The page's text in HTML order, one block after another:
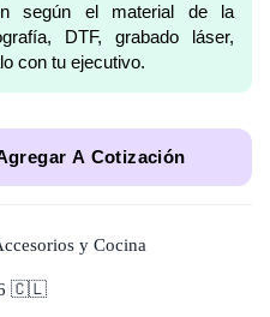
según el material de la
DTF, grabado láser,
con tu ejecutivo.
A Cotización
y Cocina
🇨🇱